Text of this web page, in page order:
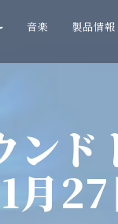
音楽 製品情報
ド
月27